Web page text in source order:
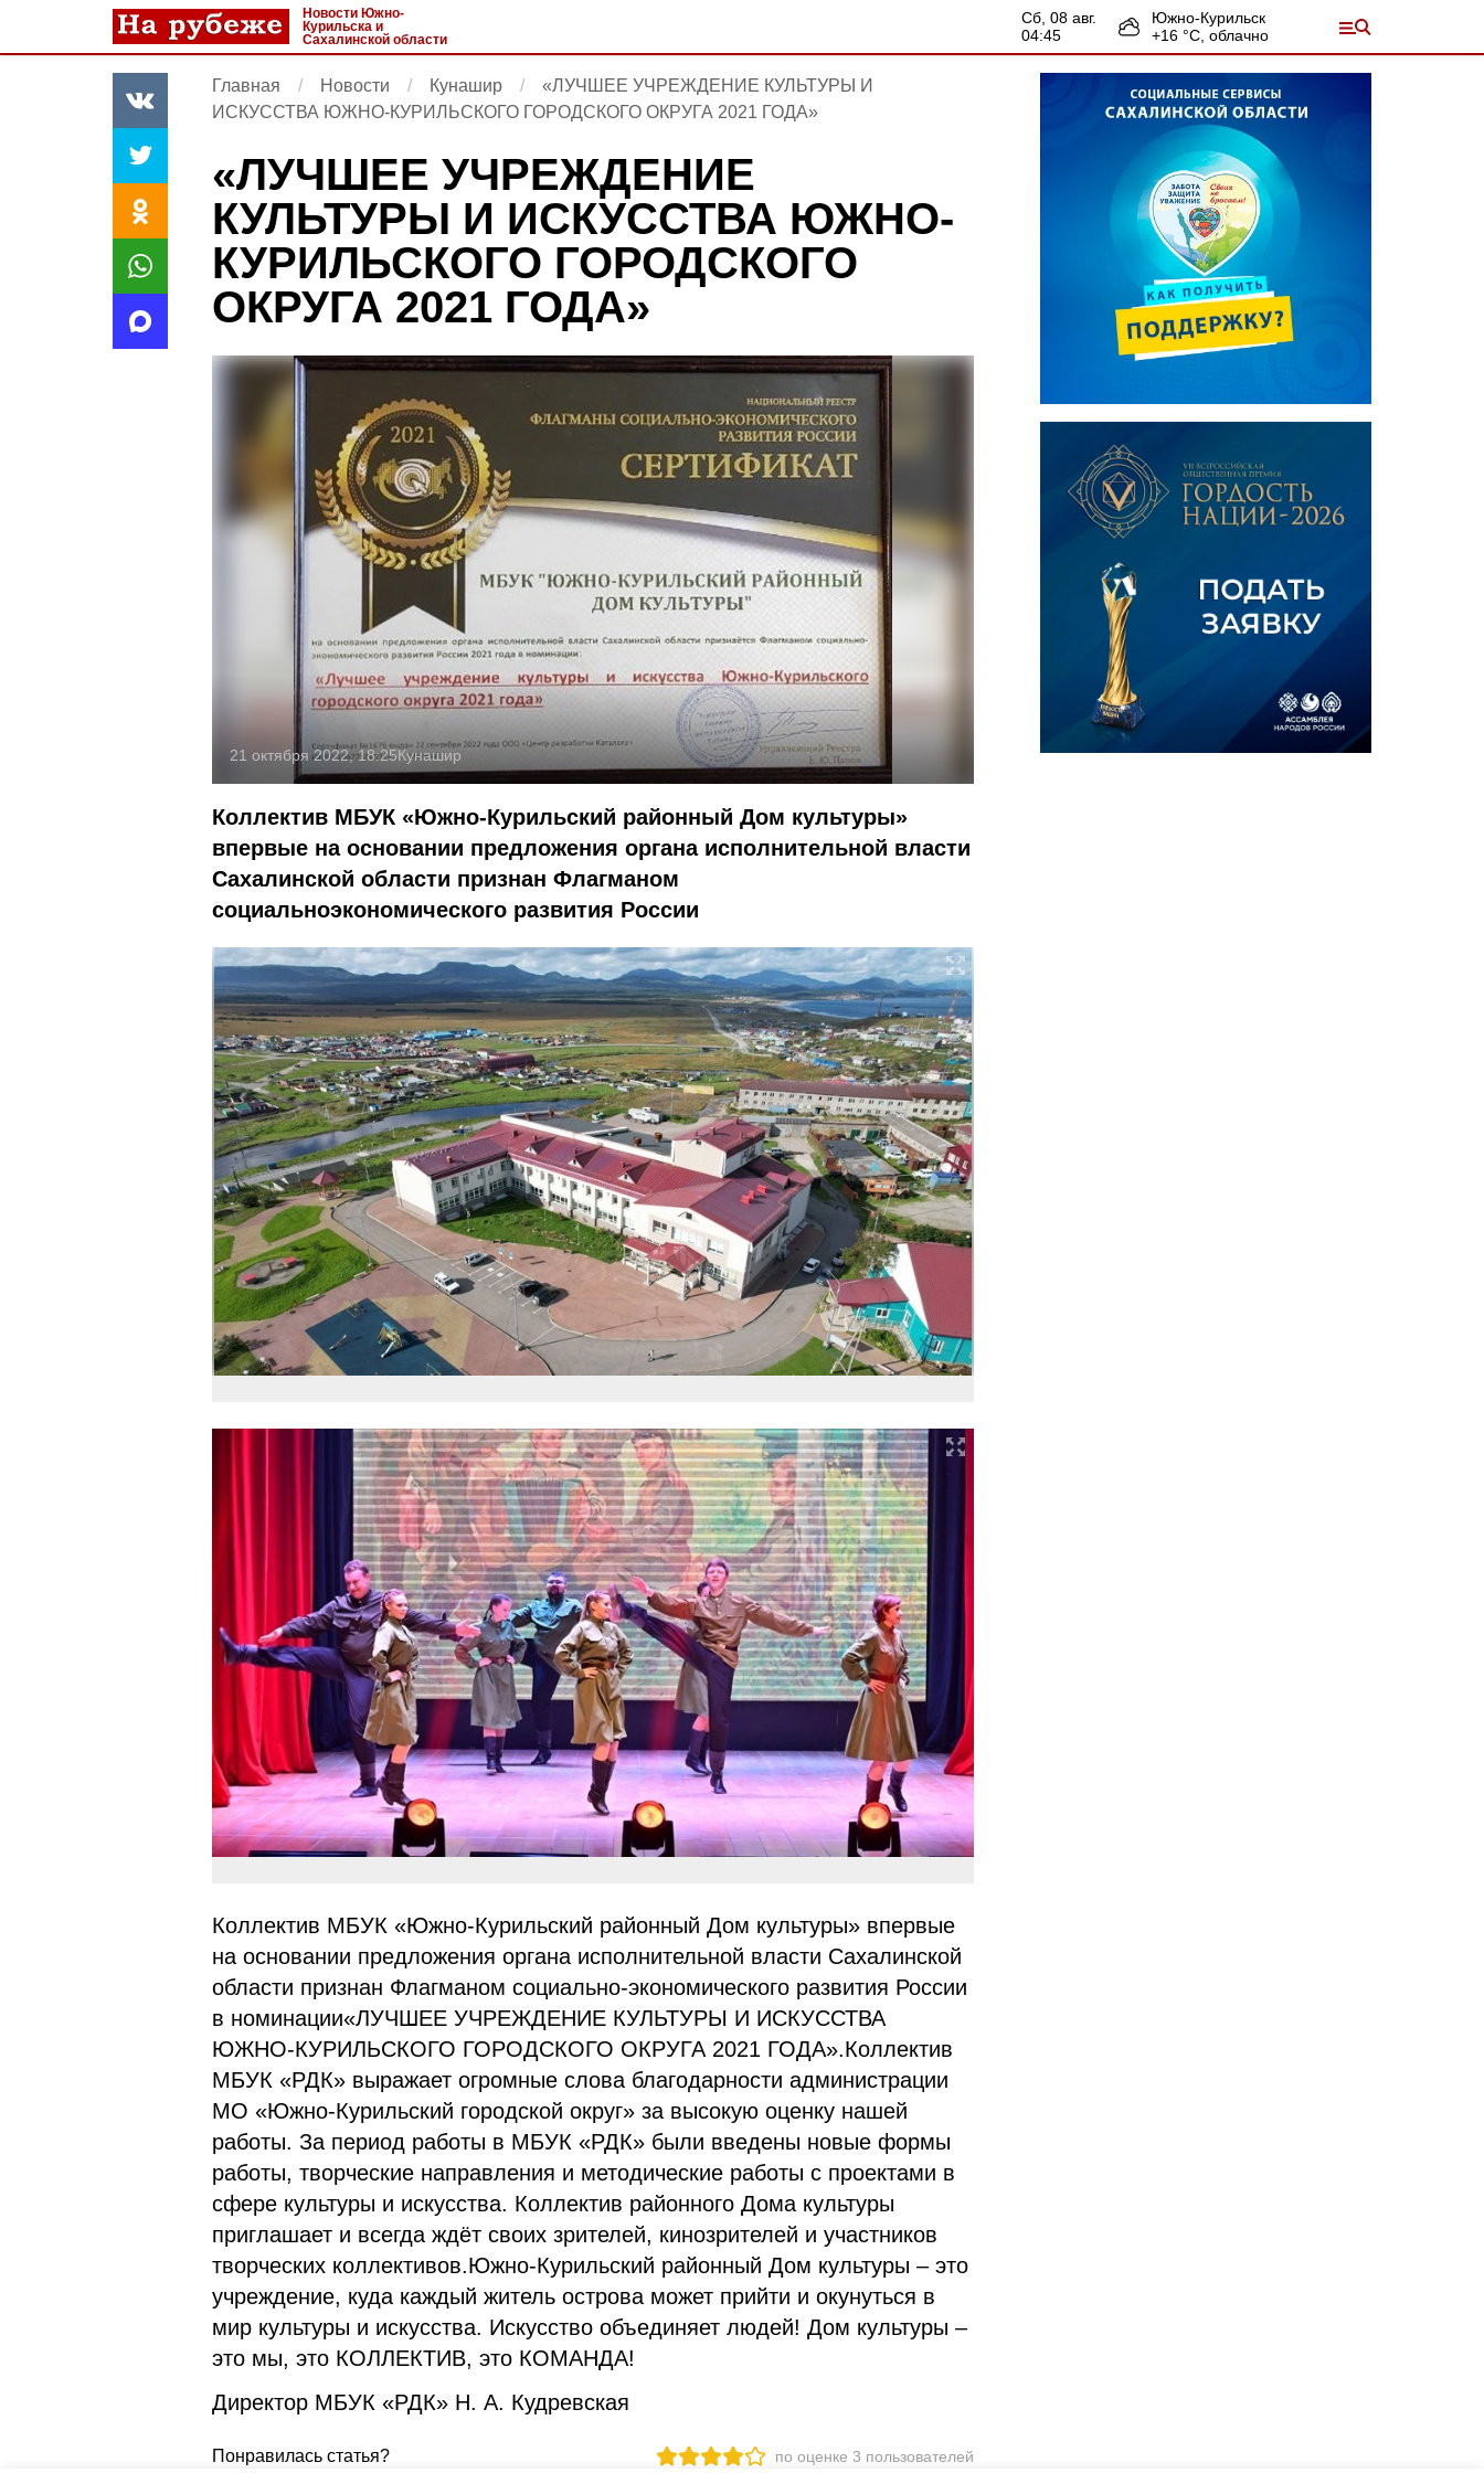
Новости Южно-
Курильска и
Сахалинской области
сб, 08 авг.
04:45
Южно-Курильск
+16 °С, облачно
Главная Новости Кунашир
«ЛУЧШЕЕ УЧРЕЖДЕНИЕ КУЛЬТУРЫ И
ИСКУССТВА ЮЖНО-КУРИЛЬСКОГО ГОРОДСКОГО ОКРУГА 2021 ГОДА»
«ЛУЧШЕЕ УЧРЕЖДЕНИЕ
КУЛЬТУРЫ И ИСКУССТВА ЮЖНО-
КУРИЛЬСКОГО ГОРОДСКОГО
ОКРУГА 2021 ГОДА»
21 октября 2022, 18:25Кунашир
Коллектив МБУК «Южно-Курильский районный Дом культуры»
впервые на основании предложения органа исполнительной власти
Сахалинской области признан Флагманом
социальноэкономического развития России
Коллектив МБУК «Южно-Курильский районный Дом культуры» впервые
на основании предложения органа исполнительной власти Сахалинской
области признан Флагманом социально-экономического развития России
в номинации«ЛУЧШЕЕ УЧРЕЖДЕНИЕ КУЛЬТУРЫ И ИСКУССТВА
ЮЖНО-КУРИЛЬСКОГО ГОРОДСКОГО ОКРУГА 2021 ГОДА».Коллектив
МБУК «РДК» выражает огромные слова благодарности администрации
МО «Южно-Курильский городской округ» за высокую оценку нашей
работы. За период работы в МБУК «РДК» были введены новые формы
работы, творческие направления и методические работы с проектами в
сфере культуры и искусства. Коллектив районного Дома культуры
приглашает и всегда ждёт своих зрителей, кинозрителей и участников
творческих коллективов.Южно-Курильский районный Дом культуры – это
учреждение, куда каждый житель острова может прийти и окунуться в
мир культуры и искусства. Искусство объединяет людей! Дом культуры –
это мы, это КОЛЛЕКТИВ, это КОМАНДА!
Директор МБУК «РДК» Н. А. Кудревская
Понравилась статья? по оценке 3 пользователей